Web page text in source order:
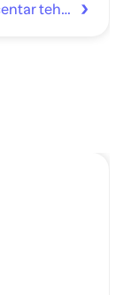
Vidi u centar tehnike